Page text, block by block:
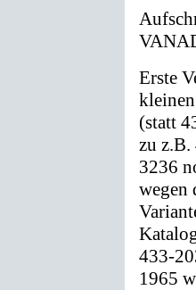
Erste
(statt
zu
3236
wegen
433-
1965